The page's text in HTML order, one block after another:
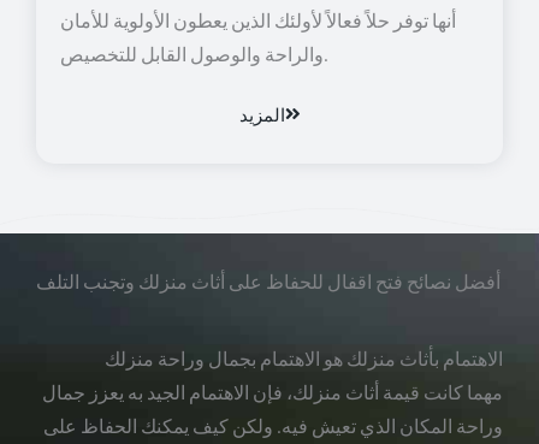
أنها توفر حلاً فعالاً لأولئك الذين يعطون الأولوية للأمان
والراحة والوصول القابل للتخصيص.
المزيد
أفضل نصائح فتح اقفال للحفاظ على أثاث منزلك وتجنب التلف
الاهتمام بأثاث منزلك هو الاهتمام بجمال وراحة منزلك
مهما كانت قيمة أثاث منزلك، فإن الاهتمام الجيد به يعزز جمال
وراحة المكان الذي تعيش فيه. ولكن كيف يمكنك الحفاظ على